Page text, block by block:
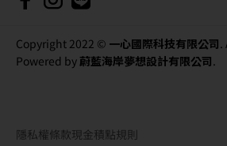
Copyright 2022 © 一心國際科技有限公司.
Powered by 蔚藍海岸夢想設計有限公司.
隱私權條款現金積點規則